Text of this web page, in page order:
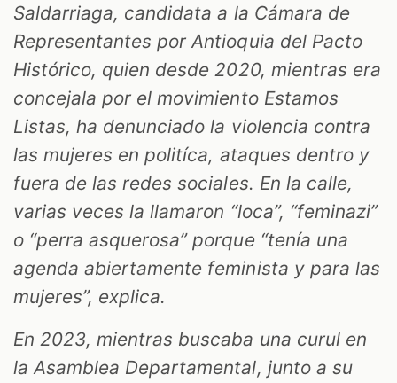
Saldarriaga, candidata a la Cámara de
Representantes por Antioquia del Pacto
Histórico, quien desde 2020, mientras era
concejala por el movimiento Estamos
Listas, ha denunciado la violencia contra
las mujeres en politíca, ataques dentro y
fuera de las redes sociales. En la calle,
varias veces la llamaron “loca”, “feminazi”
o “perra asquerosa” porque “tenía una
agenda abiertamente feminista y para las
mujeres”, explica.
En 2023, mientras buscaba una curul en
la Asamblea Departamental, junto a su